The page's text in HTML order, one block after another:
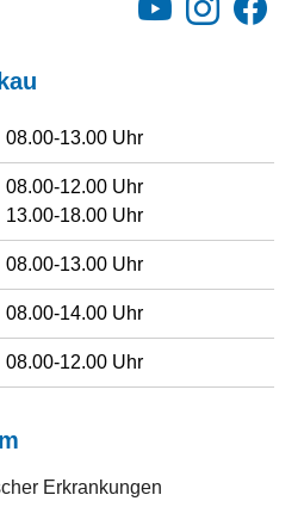
YouTubeInstagram
08.00-13.00 Uhr
08.00-12.00 Uhr
13.00-18.00 Uhr
08.00-13.00 Uhr
08.00-14.00 Uhr
08.00-12.00 Uhr
Erkrankungen